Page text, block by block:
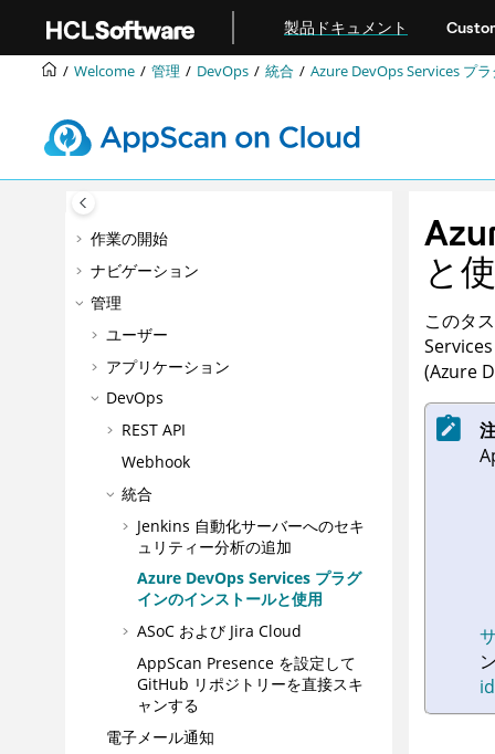
製品ドキュメント
Welcome 管理 DevOps 統合 Azure DevOps Services プ
作業の開始
ナビゲーション
管理
ユーザー
アプリケーション
DevOps
REST API
Webhook
統合
Jenkins 自動化サーバーへのセキ
ュリティー分析の追加
Azure DevOps Services プラグ
インのインストールと使用
ASoC および Jira Cloud
AppScan Presence を設定して
GitHub リポジトリーを直接スキ
ャンする
電子メール通知
と
このタ
(Azure